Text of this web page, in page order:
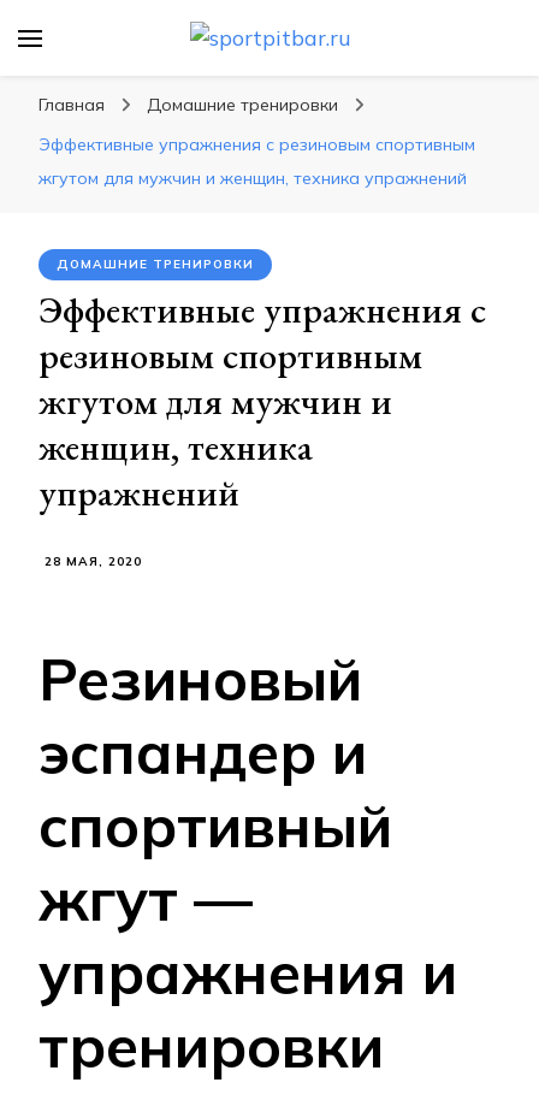
спортивных упражнения, правильные
диеты, программы тренировок
Главная
Домашние тренировки
Эффективные упражнения с резиновым спортивным
жгутом для мужчин и женщин, техника упражнений
ДОМАШНИЕ ТРЕНИРОВКИ
Эффективные упражнения с
резиновым спортивным
жгутом для мужчин и
женщин, техника
упражнений
28 МАЯ, 2020
Резиновый
эспандер и
спортивный
жгут —
упражнения и
тренировки